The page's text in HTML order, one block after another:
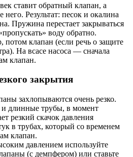
ставит обратный клапан, а
Результат: песок и окалина
Пружина перестает закрываться
воду обратно.
потом клапан (если речь о защите
На всасе насоса — сначала
клапан.
закрытия
захлопываются очень резко.
длинные трубы, в момент
резкий скачок давления
в трубах, который со временем
клапан.
давлением используйте
(с демпфером) или ставьте